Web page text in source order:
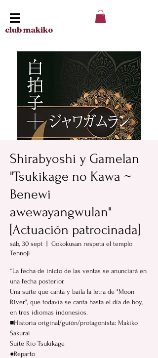
club makiko
Shirabyoshi y Gamelan
"Tsukikage no Kawa ~
Benewi
awewayangwulan"
[Actuación patrocinada]
sáb, 30 sept
Gokokusan respeta el templo
Tennoji
*La fecha de inicio de las ventas se anunciará en
una fecha posterior.
Una suite que canta y baila la letra de "Moon
River", que todavía se canta hasta el día de hoy,
en tres idiomas indonesios.
■Historia original/guión/protagonista: Makiko
Sakurai
Suite Río Tsukikage
●Reparto